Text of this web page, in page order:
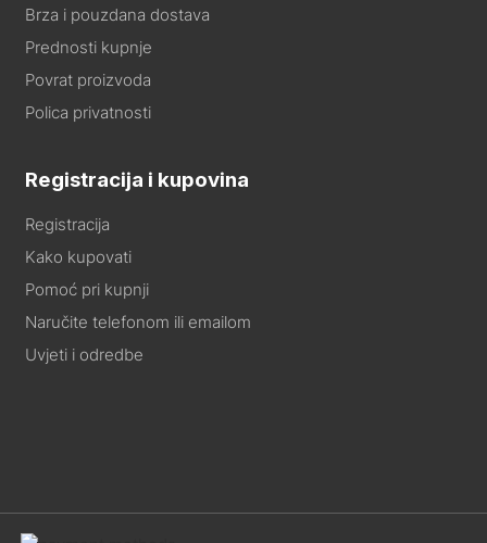
Brza i pouzdana dostava
Prednosti kupnje
Povrat proizvoda
Polica privatnosti
Registracija i kupovina
Registracija
Kako kupovati
Pomoć pri kupnji
Naručite telefonom ili emailom
Uvjeti i odredbe